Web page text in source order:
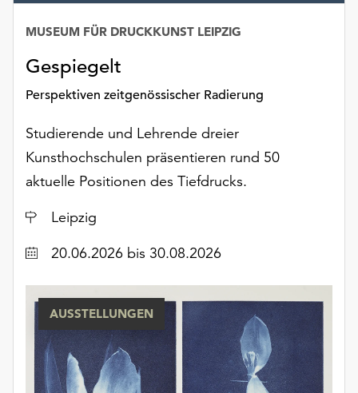
Funktionale
Cookies
auch
Ihr
weiterhin
ausgeführt.
Möchten
die
Cookies
erreichen
Einstellungen
über
Gespiegelt
Perspektiven zeitgenössischer Radierung
MUSEUM FÜR DRUCKKUNST LEIPZIG
Studierende und Lehrende dreier
Kunsthochschulen präsentieren rund 50
aktuelle Positionen des Tiefdrucks.
Ort
Leipzig
Datum20.06.2026 bis 30.08.2026
AUSSTELLUNGEN